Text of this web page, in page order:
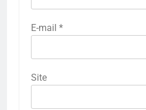
E-mail *
Site